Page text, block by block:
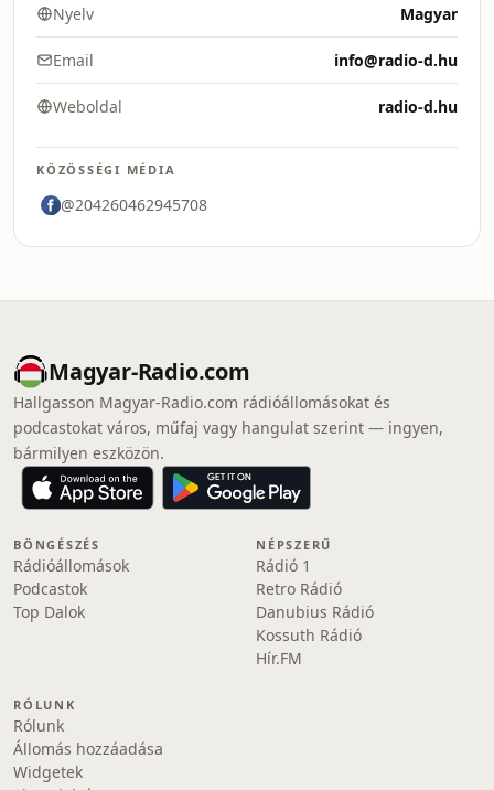
Nyelv Magyar
Email info@radio-d.hu
Weboldal radio-d.hu
KÖZÖSSÉGI MÉDIA
@204260462945708
Magyar-Radio.com
Hallgasson Magyar-Radio.com rádióállomásokat és
podcastokat város, műfaj vagy hangulat szerint — ingyen,
bármilyen eszközön.
BÖNGÉSZÉS
Rádióállomások
Podcastok
Top Dalok
NÉPSZERŰ
Rádió 1
Retro Rádió
Danubius Rádió
Kossuth Rádió
Hír.FM
RÓLUNK
Rólunk
Állomás hozzáadása
Widgetek